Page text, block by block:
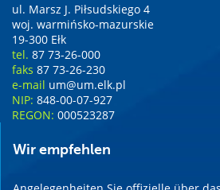
ul. Marsz J. Piłsudskiego 4
woj. warmińsko-mazurskie
19-300 Ełk
tel. 87 73-26-000
faks 87 73-26-230
e-mail um@um.elk.pl
NIP: 848-00-07-927
REGON: 000523287
Wir empfehlen